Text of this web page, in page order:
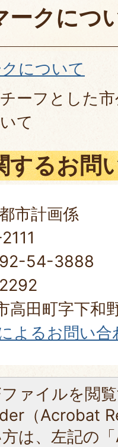
ークにつ
について
ーフとした
て
するお問
市計画係
54-3888
高田町字下和
よるお問い合
ファイルを閲
（Acrobat
は、左記の